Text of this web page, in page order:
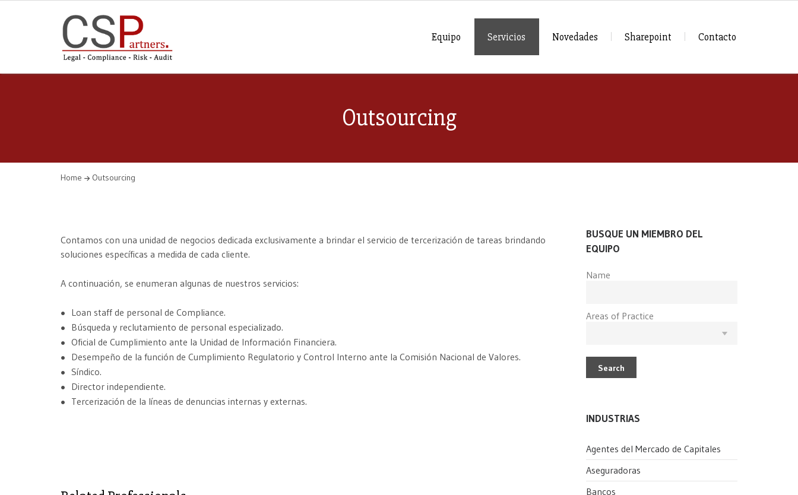
Equipo Servicios Novedades Sharepoint Contacto
Outsourcing
Home Outsourcing
Contamos con una unidad de negocios dedicada exclusivamente a brindar el servicio de tercerización de tareas brindando
soluciones específicas a medida de cada cliente.
A continuación, se enumeran algunas de nuestros servicios:
Loan staff de personal de Compliance.
Búsqueda y reclutamiento de personal especializado.
Oficial de Cumplimiento ante la Unidad de Información Financiera.
Desempeño de la función de Cumplimiento Regulatorio y Control Interno ante la Comisión Nacional de Valores.
Síndico.
Director independiente.
Tercerización de la líneas de denuncias internas y externas.
BUSQUE UN MIEMBRO DEL
EQUIPO
Name
Areas of Practice
Search
INDUSTRIAS
Agentes del Mercado de Capitales
Aseguradoras
Bancos